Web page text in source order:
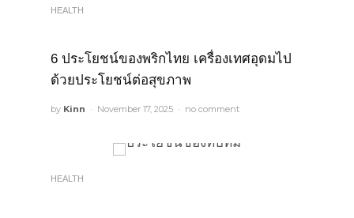
HEALTH
6 ประโยชน์ของพริกไทย เครื่องเทศอุดมไป
ด้วยประโยชน์ต่อสุขภาพ
by Kinn November 17, 2025 no comment
HEALTH